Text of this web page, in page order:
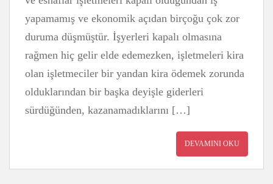
yapamamış ve ekonomik açıdan birçoğu çok zor
duruma düşmüştür. İşyerleri kapalı olmasına
rağmen hiç gelir elde edemezken, işletmeleri kira
olan işletmeciler bir yandan kira ödemek zorunda
olduklarından bir başka deyişle giderleri
sürdüğünden, kazanamadıklarını […]
DEVAMINI OKU